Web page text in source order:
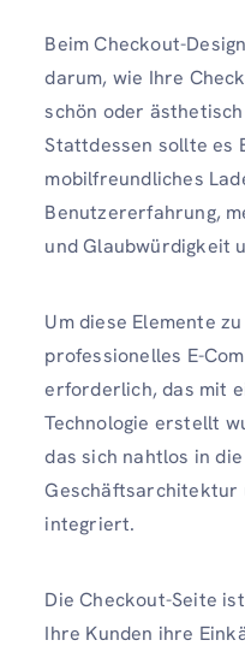
Beim Checkout-
darum, wie Ihre
schön oder
Stattdessen sollte es
mobilfreundliches
Benutzererfahrung,
und Glaubwürdigkeit
Um diese Elemente
professionelles E-
erforderlich, das mit
Technologie erstellt
das sich nahtlos in
Geschäftsarchitektur
integriert.
Die Checkout-Seite
Ihre Kunden ihre